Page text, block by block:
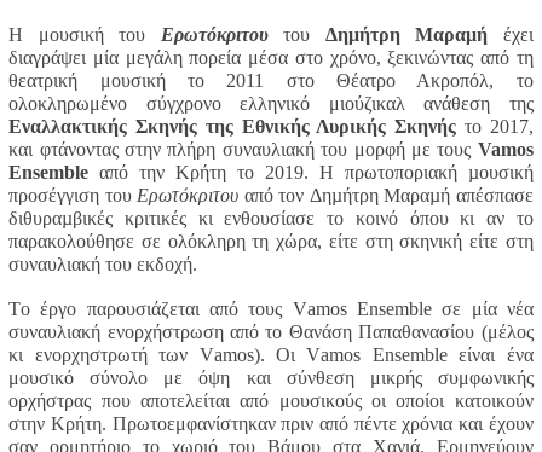
Η μουσική του Ερωτόκριτουτου Δημήτρη Μαραμή έχει
διαγράψει μία μεγάλη πορεία μέσα στο χρόνο, ξεκινώντας από τη
θεατρική μουσική το 2011 στο Θέατρο Ακροπόλ, το
ολοκληρωμένο σύγχρονο ελληνικό μιούζικαλ ανάθεση της
Εναλλακτικής Σκηνής της Εθνικής Λυρικής Σκηνής το 2017,
και φτάνοντας στην πλήρη συναυλιακή του μορφή με τους Vamos
Ensemble από την Κρήτη το 2019. H πρωτοποριακή µουσική
προσέγγιση τουΕρωτόκριτου από τον Δηµήτρη Μαραµή απέσπασε
διθυραµβικές κριτικές κι ενθουσίασε το κοινό όπου κι αν το
παρακολούθησε σε ολόκληρη τη χώρα, είτε στη σκηνική είτε στη
συναυλιακή του εκδοχή.
Το έργο παρουσιάζεται από τους Vamos Ensemble σε μία νέα
συναυλιακή ενορχήστρωση από το Θανάση Παπαθανασίου (μέλος
κι ενορχηστρωτή των Vamos). ΟιVamos Ensembleείναι ένα
μουσικό σύνολο με όψη και σύνθεση μικρής συμφωνικής
ορχήστρας που αποτελείται από μουσικούς οι οποίοι κατοικούν
στην Κρήτη. Πρωτοεμφανίστηκαν πριν από πέντε χρόνια και έχουν
σαν ορμητήριο το χωριό του Βάμου στα Χανιά. Ερμηνεύουν